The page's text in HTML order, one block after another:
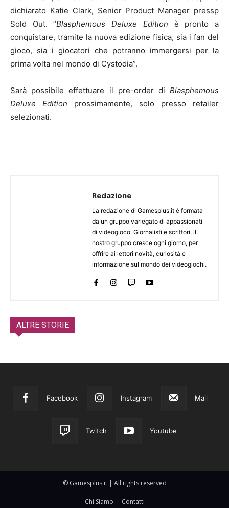
dichiarato Katie Clark, Senior Product Manager pressp
Sold Out. “Blasphemous Deluxe Edition è pronto a
conquistare, tramite la nuova edizione fisica, sia i fan del
gioco, sia i giocatori che potranno immergersi per la
prima volta nel mondo di Cystodia”.
Sarà possibile effettuare il pre-order di Blasphemous
Deluxe Edition prossimamente, solo presso retailer
selezionati.
Redazione
La redazione di Gamesplus.it è formata
da un gruppo variegato di appassionati
di videogioco. Giornalisti e scrittori, il
nostro gruppo cresce ogni giorno, per
offrire ai lettori novità, curiosità e
informazione sul mondo dei videogiochi.
ALTRE STORIE
Facebook Instagram Mail
Twitch Youtube
© Gamesplus.it | All rights reserved
Chi Siamo Contatti